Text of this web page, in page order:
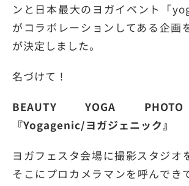
ンと日本最大のヨガイベント「
がコラボレーションしてある企画
が決定しました。
名づけて！
BEAUTY YOGA
『Yogagenic/ヨガジェニック』
ヨガフェスタ会場に撮影スタジオ
そこにプロカメラマンを呼んでき